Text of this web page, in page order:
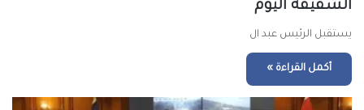
الشقيقة اليوم
يستقبل الرئيس عبد ال
أكمل القراءة »